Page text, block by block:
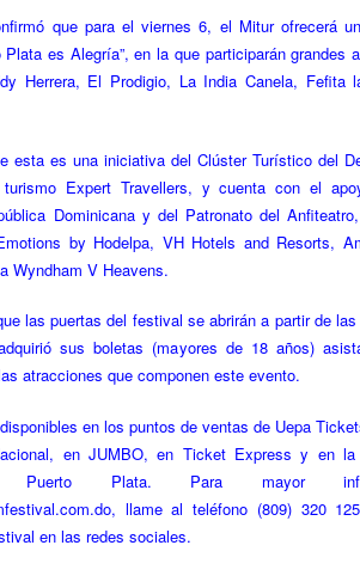
que para el viernes 6, el Mitur ofrecerá
Plata es Alegría”, en la que participarán grandes
Herrera, El Prodigio, La India Canela, Fefita
esta es una iniciativa del Clúster Turístico del
Expert Travellers, y cuenta con el
Dominicana y del Patronato del
by Hodelpa, VH Hotels and Resorts,
Wyndham V Heavens.
las puertas del festival se abrirán a partir de
sus boletas (mayores de 18 años)
atracciones que componen este evento.
en los puntos de ventas de Uepa
en JUMBO, en Ticket Express y en
Puerto Plata. Para mayor
llame al teléfono (809) 320
en las redes sociales.